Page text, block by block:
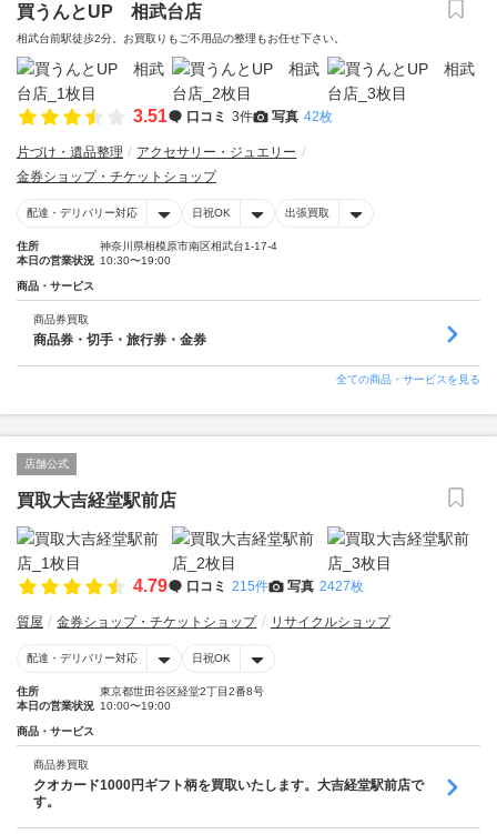
買うんとUP 相武台店
相武台前駅徒歩2分。お買取りもご不用品の整理もお任せ下さい。
3.51 口コミ 3件 写真 42枚
片づけ・遺品整理
アクセサリー・ジュエリー
金券ショップ・チケットショップ
配達・デリバリー対応 日祝OK 出張買取
住所
神奈川県相模原市南区相武台1-17-4
本日の営業状況 10:30〜19:00
商品・サービス
商品券買取
商品券・切手・旅行券・金券
全ての商品・サービスを見る
店舗公式
買取大吉経堂駅前店
4.79 口コミ 215件 写真 2427枚
質屋 金券ショップ・チケットショップ リサイクルショップ
配達・デリバリー対応 日祝OK
住所
東京都世田谷区経堂2丁目2番8号
本日の営業状況 10:00〜19:00
商品・サービス
商品券買取
クオカード1000円ギフト柄を買取いたします。大吉経堂駅前店で
す。